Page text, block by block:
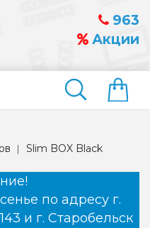
963
Акции
Найти
Slim BOX Black
по адресу г.
и г. Старобельск